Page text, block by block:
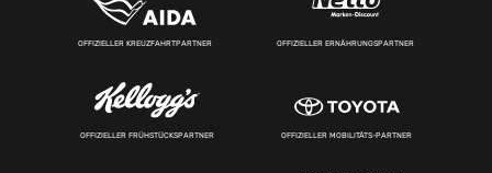
OFFIZIELLER KREUZFAHRTPARTNER OFFIZIELLER ERNÄHRUNGSPARTNER
OFFIZIELLER FRÜHSTÜCKSPARTNER OFFIZIELLER MOBILITÄTS-PARTNER